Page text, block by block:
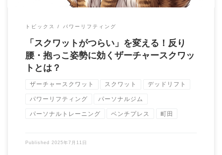
トピックス パワーリフティング
「スクワットがつらい」を変える！反り
腰・抱っこ姿勢に効くザーチャースクワッ
トとは？
ザーチャースクワット スクワット デッドリフト
パワーリフティング パーソナルジム
パーソナルトレーニング ベンチプレス 町田
Published 2025年7月11日